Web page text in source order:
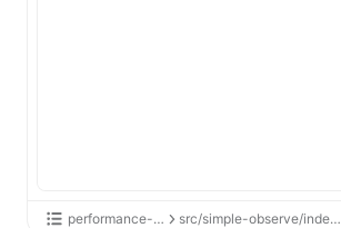
performance-api src/simple-observe/index.tsx